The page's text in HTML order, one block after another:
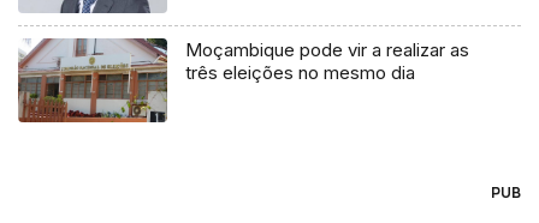
Moçambique pode vir a realizar as
três eleições no mesmo dia
PUB